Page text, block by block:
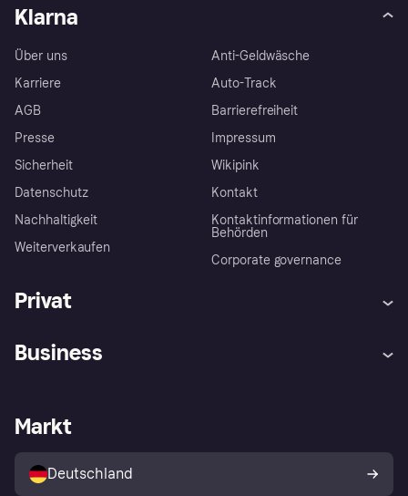
Klarna
Über uns
Karriere
AGB
Presse
Sicherheit
Datenschutz
Nachhaltigkeit
Weiterverkaufen
Anti-Geldwäsche
Auto-Track
Barrierefreiheit
Impressum
Wikipink
Kontakt
Kontaktinformationen für
Behörden
Corporate governance
Privat
Klarna App
Shops entdecken
Käuferschutzrichtlinie
Dein Widerrufsrecht
Business
Händlerportal
Markt
Deutschland